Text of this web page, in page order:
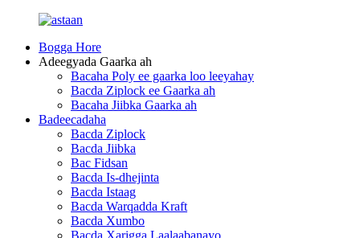
Bogga Hore
Adeegyada Gaarka ah
Bacaha Poly ee gaarka loo leeyahay
Bacda Ziplock ee Gaarka ah
Bacaha Jiibka Gaarka ah
Badeecadaha
Bacda Ziplock
Bacda Jiibka
Bac Fidsan
Bacda Is-dhejinta
Bacda Istaag
Bacda Warqadda Kraft
Bacda Xumbo
Bacda Xarigga Laalaabanayo